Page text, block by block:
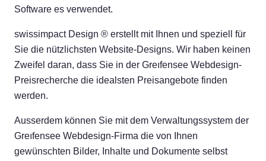
Software es verwendet.
swissimpact Design ® erstellt mit Ihnen und speziell für
Sie die nützlichsten Website-Designs. Wir haben keinen
Zweifel daran, dass Sie in der Greıfensee Webdesign-
Preisrecherche die idealsten Preisangebote finden
werden.
Ausserdem können Sie mit dem Verwaltungssystem der
Greıfensee Webdesign-Firma die von Ihnen
gewünschten Bilder, Inhalte und Dokumente selbst